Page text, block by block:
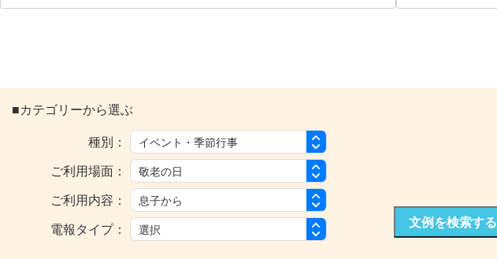
■カテゴリーから選ぶ
種別：
ご利用場面：
ご利用内容：
電報タイプ：
文例を検索する